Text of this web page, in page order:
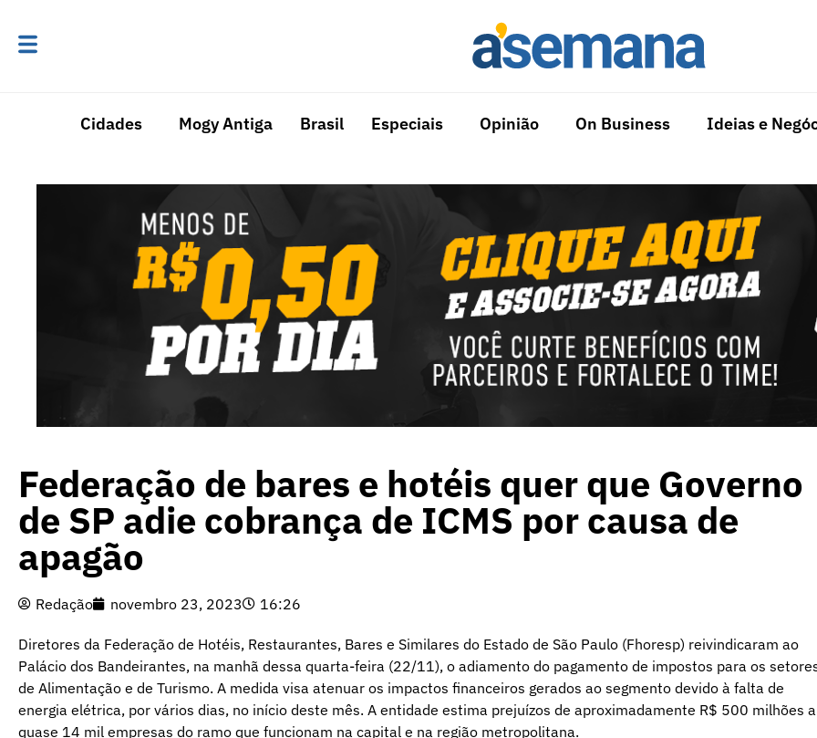
Cidades Mogy Antiga Brasil Especiais Opinião On Business Ideias e
Federação de bares e hotéis quer que Governo
de SP adie cobrança de ICMS por causa de
apagão
Redação novembro 23, 2023 16:26
Diretores da Federação de Hotéis, Restaurantes, Bares e Similares do Estado de São Paulo (Fhoresp) reivindicaram ao
Palácio dos Bandeirantes, na manhã dessa quarta-feira (22/11), o adiamento do pagamento de impostos para os
de Alimentação e de Turismo. A medida visa atenuar os impactos financeiros gerados ao segmento devido à falta de
energia elétrica, por vários dias, no início deste mês. A entidade estima prejuízos de aproximadamente R$ 500 milhões a
quase 14 mil empresas do ramo que funcionam na capital e na região metropolitana.